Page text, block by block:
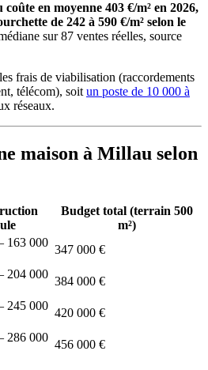
en moyenne 403 €/m² en 2026,
de 242 à 590 €/m² selon le
sur 87 ventes réelles, source
frais de viabilisation (raccordements
télécom), soit un poste de 10 000 à
réseaux.
maison à Millau selon
Budget total (terrain 500
m²)
163 000
347 000 €
204 000
384 000 €
245 000
420 000 €
286 000
456 000 €